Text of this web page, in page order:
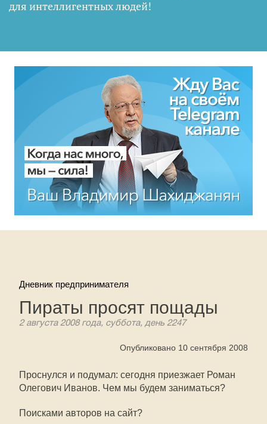
для интеллигентных людей!
Дневник предпринимателя
Пираты просят пощады
2 августа 2008 года, суббота, день 2247
Опубликовано 10 сентября 2008
Проснулся и подумал: сегодня приезжает Роман
Олегович Иванов. Чем мы будем заниматься?
Поисками авторов на сайт?